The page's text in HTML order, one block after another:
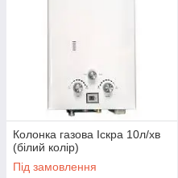
Колонка газова Іскра 10л/хв
(білий колір)
Під замовлення